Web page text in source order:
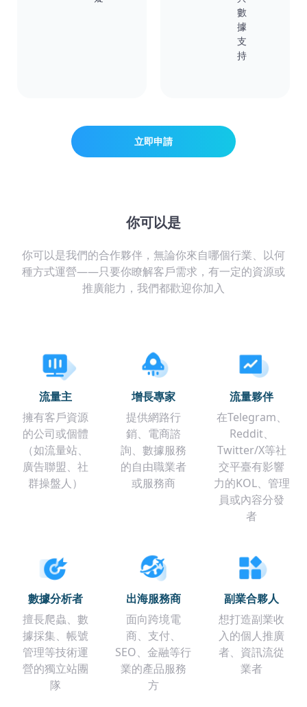
數
據
支
持
立即申請
你可以是
你可以是我們的合作夥伴，無論你來自哪個行業、以何
種方式運營——只要你瞭解客戶需求，有一定的資源或
推廣能力，我們都歡迎你加入
流量主
擁有客戶資源
的公司或個體
（如流量站、
廣告聯盟、社
群操盤人）
增長專家
提供網路行
銷、電商諮
詢、數據服務
的自由職業者
或服務商
流量夥伴
在Telegram、
Reddit、
Twitter/X等社
交平臺有影響
力的KOL、管理
員或內容分發
者
數據分析者
擅長爬蟲、數
據採集、帳號
管理等技術運
營的獨立站團
隊
出海服務商
面向跨境電
商、支付、
SEO、金融等行
業的產品服務
方
副業合夥人
想打造副業收
入的個人推廣
者、資訊流從
業者